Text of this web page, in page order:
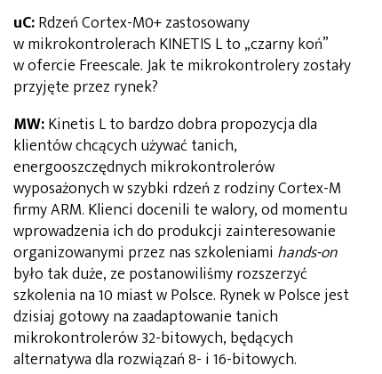
uC:Rdzeń Cortex-M0+ zastosowany
w mikrokontrolerach KINETIS L to „czarny koń”
w ofercie Freescale. Jak te mikrokontrolery zostały
przyjęte przez rynek?
MW:Kinetis L to bardzo dobra propozycja dla
klientów chcących używać tanich,
energooszczędnych mikrokontrolerów
wyposażonych w szybki rdzeń z rodziny Cortex-M
firmy ARM. Klienci docenili te walory, od momentu
wprowadzenia ich do produkcji zainteresowanie
organizowanymi przez nas szkoleniami hands-on
było tak duże, ze postanowiliśmy rozszerzyć
szkolenia na 10 miast w Polsce. Rynek w Polsce jest
dzisiaj gotowy na zaadaptowanie tanich
mikrokontrolerów 32-bitowych, będących
alternatywa dla rozwiązań 8- i 16-bitowych.